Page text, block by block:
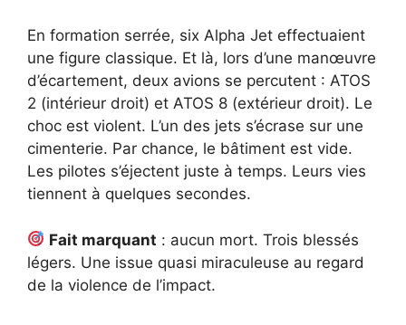
En formation serrée, six Alpha Jet effectuaient
une figure classique. Et là, lors d’une manœuvre
d’écartement, deux avions se percutent : ATOS
2 (intérieur droit) et ATOS 8 (extérieur droit). Le
choc est violent. L’un des jets s’écrase sur une
cimenterie. Par chance, le bâtiment est vide.
Les pilotes s’éjectent juste à temps. Leurs vies
tiennent à quelques secondes.
Fait marquant : aucun mort. Trois blessés
légers. Une issue quasi miraculeuse au regard
de la violence de l’impact.